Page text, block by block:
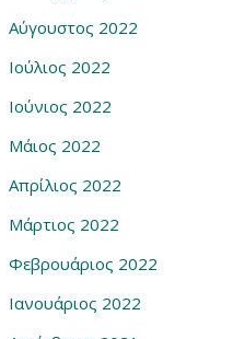
Αύγουστος 2022
Ιούλιος 2022
Ιούνιος 2022
Μάιος 2022
Απρίλιος 2022
Μάρτιος 2022
Φεβρουάριος 2022
Ιανουάριος 2022